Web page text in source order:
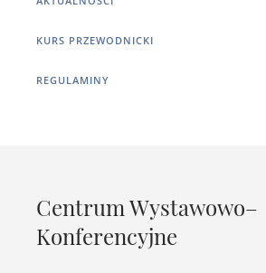
KURS PRZEWODNICKI
REGULAMINY
Centrum Wystawowo–
Konferencyjne